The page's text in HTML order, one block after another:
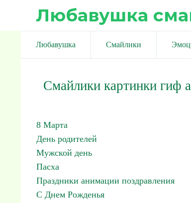
Любавушка
Любавушка Смайлики
Смайлики картинки гиф
8 Марта
День родителей
Мужской день
Пасха
Праздники анимации поздравления
С Днем Рожденья